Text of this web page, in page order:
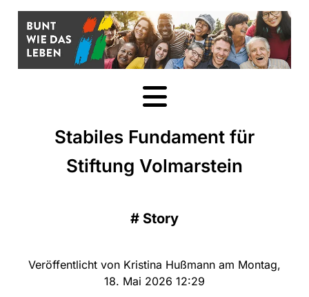
Stabiles Fundament für
Stiftung Volmarstein
# Story
Veröffentlicht von Kristina Hußmann am Montag,
18. Mai 2026 12:29